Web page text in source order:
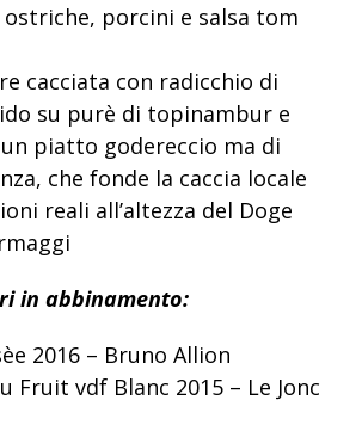
porcini e salsa tom
cacciata con radicchio di
su purè di topinambur e
piatto godereccio ma di
che fonde la caccia locale
reali all’altezza del Doge
in abbinamento:
2016 – Bruno Allion
Fruit vdf Blanc 2015 – Le Jonc